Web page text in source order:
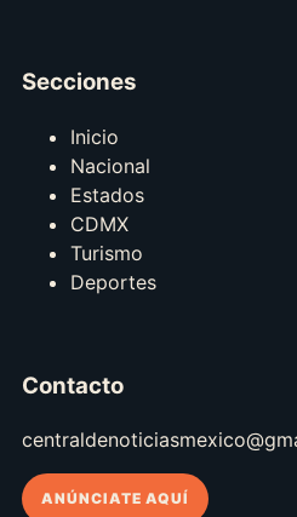
Secciones
Inicio
Nacional
Estados
CDMX
Turismo
Deportes
Contacto
ANÚNCIATE AQUÍ